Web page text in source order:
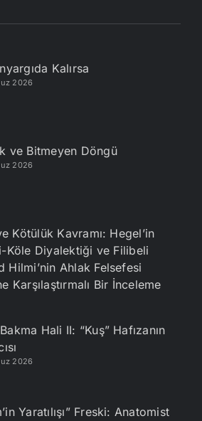
Kalırsa
2026
ve Bitmeyen Döngü
2026
Kötülük Kavramı: Hegel’in
Köle Diyalektiği ve Filibeli
Hilmi’nin Ahlak Felsefesi
Karşılaştırmalı Bir İnceleme
Hali II: “Kuş” Hafızanın
2026
Yaratılışı” Freski: Anatomist